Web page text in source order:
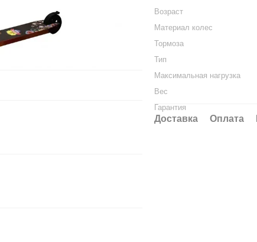
Возраст
Материал колес
Тормоза
Тип
Максимальная нагрузка
Вес
Гарантия
Доставка Оплата